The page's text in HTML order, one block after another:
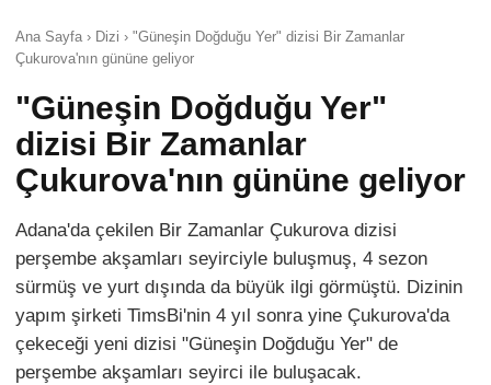
Ana Sayfa › Dizi › "Güneşin Doğduğu Yer" dizisi Bir Zamanlar
Çukurova'nın gününe geliyor
"Güneşin Doğduğu Yer"
dizisi Bir Zamanlar
Çukurova'nın gününe geliyor
Adana'da çekilen Bir Zamanlar Çukurova dizisi
perşembe akşamları seyirciyle buluşmuş, 4 sezon
sürmüş ve yurt dışında da büyük ilgi görmüştü. Dizinin
yapım şirketi TimsBi'nin 4 yıl sonra yine Çukurova'da
çekeceği yeni dizisi "Güneşin Doğduğu Yer" de
perşembe akşamları seyirci ile buluşacak.